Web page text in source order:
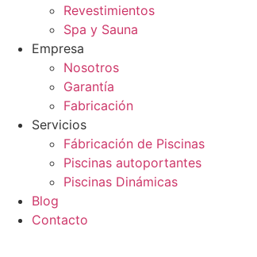
Revestimientos
Spa y Sauna
Empresa
Nosotros
Garantía
Fabricación
Servicios
Fábricación de Piscinas
Piscinas autoportantes
Piscinas Dinámicas
Blog
Contacto